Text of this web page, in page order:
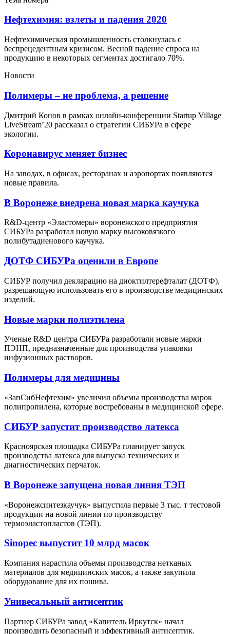
Нефтехимия: взлеты и падения 2020
Нефтехимическая промышленность столкнулась с
беспрецедентным кризисом. Весной падение спроса на
продукцию в некоторых сегментах достигало 70%.
Новости
Полимеры – не проблема, а решение
Дмитрий Конов в рамках онлайн-конференции Startup Village
LiveStream’20 рассказал о стратегии СИБУРа в сфере
экологии.
Коронавирус меняет бизнес
На заводах, в офисах, ресторанах и аэропортах появляются
новые правила.
В Воронеже внедрена новая марка каучука
R&D-центр «Эластомеры» воронежского предприятия
СИБУРа разработал новую марку высоковязкого
полибутадиенового каучука.
ДОТФ СИБУРа оценили в Европе
СИБУР получил декларацию на диоктилтерефталат (ДОТФ),
разрешающую использовать его в производстве медицинских
изделий.
Новые марки полиэтилена
Ученые R&D центра СИБУРа разработали новые марки
ПЭНП, предназначенные для производства упаковки
инфузионных растворов.
Полимеры для медицины
«ЗапСибНефтехим» увеличил объемы производства марок
полипропилена, которые востребованы в медицинской сфере.
СИБУР запустит производство латекса
Красноярская площадка СИБУРа планирует запуск
производства латекса для выпуска технических и
диагностических перчаток.
В Воронеже запущена новая линия ТЭП
«Воронежсинтезкаучук» выпустила первые 3 тыс. т тестовой
продукции на новой линии по производству
термоэластопластов (ТЭП).
Sinopec выпустит 10 млрд масок
Компания нарастила объемы производства нетканых
материалов для медицинских масок, а также закупила
оборудование для их пошива.
Унивесальный антисептик
Партнер СИБУРа завод «Капитель Иркутск» начал
производить безопасный и эффективный антисептик.